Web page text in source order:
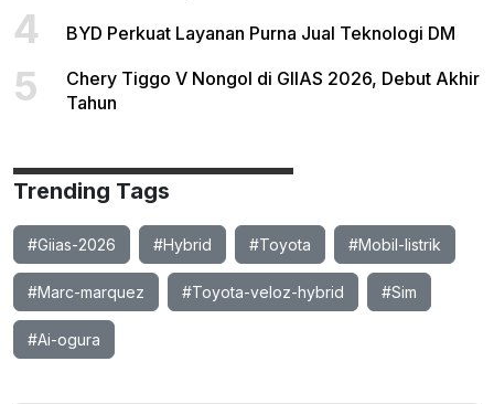
4 BYD Perkuat Layanan Purna Jual Teknologi DM
5
Chery Tiggo V Nongol di GIIAS 2026, Debut Akhir
Tahun
Trending Tags
#Giias-2026 #Hybrid #Toyota #Mobil-listrik
#Marc-marquez #Toyota-veloz-hybrid #Sim
#Ai-ogura